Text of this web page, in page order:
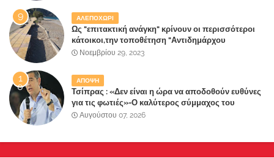
ΑΛΕΠΟΧΩΡΙ
Ως "επιτακτική ανάγκη" κρίνουν οι περισσότεροι
κάτοικοι,την τοποθέτηση "Αντιδημάρχου
Παραλιακής Ζώνης" στο Δήμο Μάνδρας-Ειδυλλίας!
Νοεμβρίου 29, 2023
ΑΠΟΨΗ
Τσίπρας : «Δεν είναι η ώρα να αποδοθούν ευθύνες
για τις φωτιές»-Ο καλύτερος σύμμαχος του
Μητσοτάκη
Αυγούστου 07, 2026